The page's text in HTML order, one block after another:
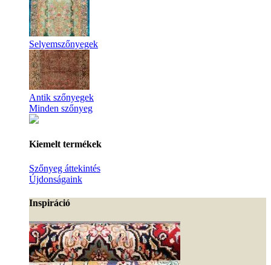
Selyemszőnyegek
Antik szőnyegek
Minden szőnyeg
Kiemelt termékek
Szőnyeg áttekintés
Újdonságaink
Inspiráció